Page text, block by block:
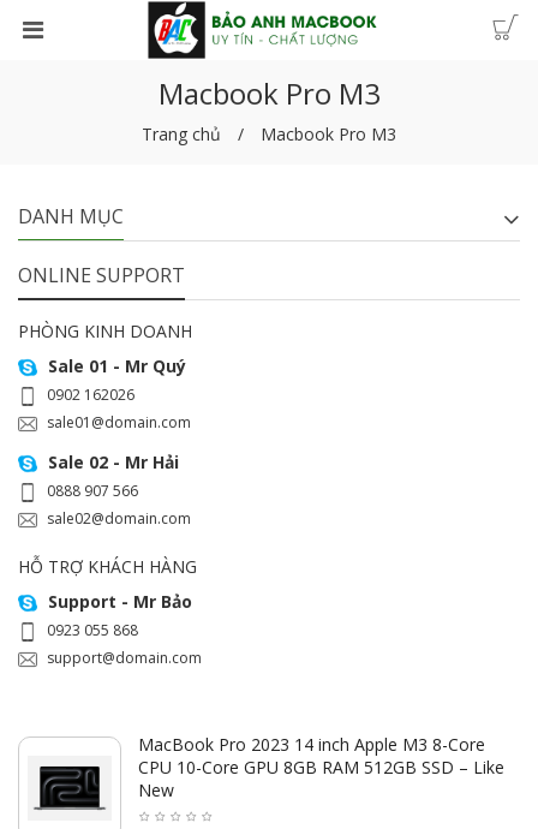
Macbook Pro M3
Trang chủ Macbook Pro M3
DANH MỤC
ONLINE SUPPORT
PHÒNG KINH DOANH
Sale 01 - Mr Quý
0902 162026
sale01@domain.com
Sale 02 - Mr Hải
0888 907 566
sale02@domain.com
HỖ TRỢ KHÁCH HÀNG
Support - Mr Bảo
0923 055 868
support@domain.com
MacBook Pro 2023 14 inch Apple M3 8-Core
CPU 10-Core GPU 8GB RAM 512GB SSD – Like
New